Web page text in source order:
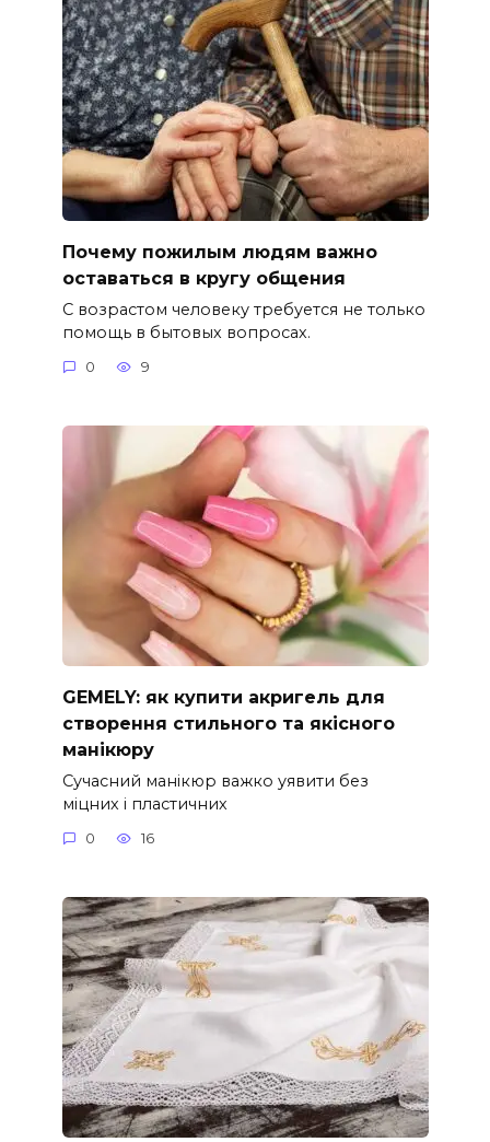
Почему пожилым людям важно
оставаться в кругу общения
С возрастом человеку требуется не только
помощь в бытовых вопросах.
0 9
GEMELY: як купити акригель для
створення стильного та якісного
манікюру
Сучасний манікюр важко уявити без
міцних і пластичних
0 16